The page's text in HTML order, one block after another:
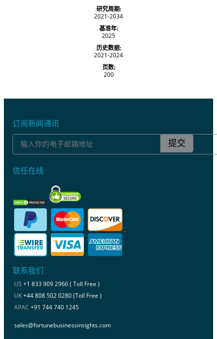
研究周期:
2021-2034
基准年:
2025
历史数据:
2021-2024
页数:
200
订阅新闻通讯
提交
信任在线
联系我们
US +1 833 909 2966 ( Toll Free )
UK+44 808 502 0280 (Toll Free )
APAC +91 744 740 1245
sales@fortunebusinessinsights.com